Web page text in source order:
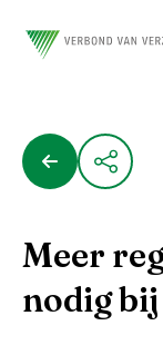
Meer
nodig